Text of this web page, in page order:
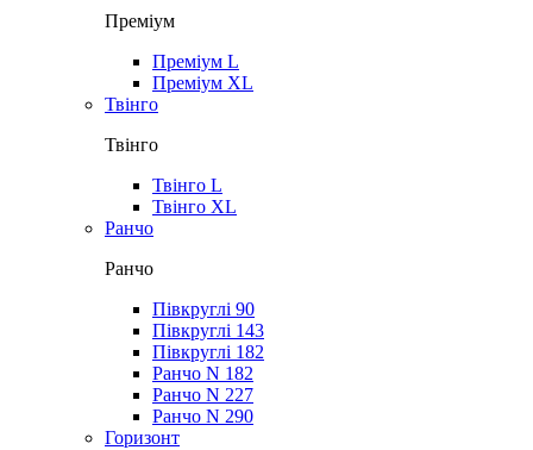
Преміум
Преміум L
Преміум XL
Твінго
Твінго
Твінго L
Твінго XL
Ранчо
Ранчо
Півкруглі 90
Півкруглі 143
Півкруглі 182
Ранчо N 182
Ранчо N 227
Ранчо N 290
Горизонт